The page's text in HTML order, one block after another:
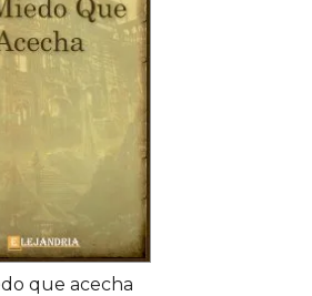
que acecha